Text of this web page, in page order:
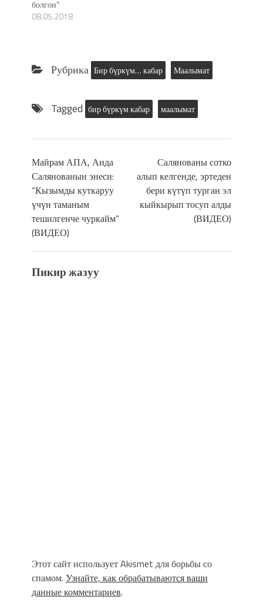
болгон”
08.05.2018
Рубрика Бир бүркүм… кабар Маалымат
Tagged бир бүркүм кабар маалымат
Майрам АПА, Аида
Салянованын энеси:
“Кызымды куткаруу
үчүн таманым
тешилгенче чуркайм”
(ВИДЕО)
Салянованы сотко
алып келгенде, эртеден
бери күтүп турган эл
кыйкырып тосуп алды
(ВИДЕО)
Пикир жазуу
Этот сайт использует Akismet для борьбы со
спамом. Узнайте, как обрабатываются ваши
данные комментариев.